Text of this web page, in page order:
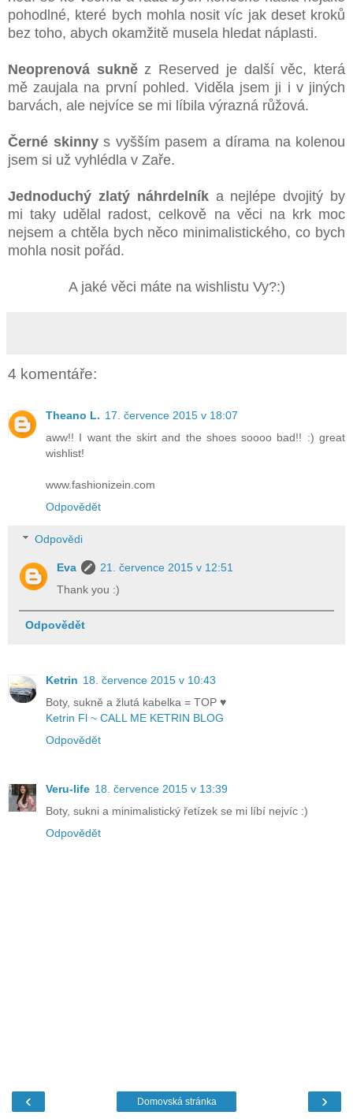
pohodlné, které bych mohla nosit víc jak deset kroků
bez toho, abych okamžitě musela hledat náplasti.
Neoprenová sukněz Reserved je další věc, která
mě zaujala na první pohled. Viděla jsem ji i v jiných
barvách, ale nejvíce se mi líbila výrazná růžová.
Černé skinny s vyšším pasem a dírama na kolenou
jsem si už vyhlédla v Zaře.
Jednoduchý zlatý náhrdelníka nejlépe dvojitý by
mi taky udělal radost, celkově na věci na krk moc
nejsem a chtěla bych něco minimalistického, co bych
mohla nosit pořád.
A jaké věci máte na wishlistu Vy?:)
4 komentáře:
Theano L. 17. července 2015 v 18:07
aww!! I want the skirt and the shoes soooo bad!! :) great
wishlist!
www.fashionizein.com
Odpovědět
Odpovědi
Eva
21. července 2015 v 12:51
Thank you :)
Odpovědět
Ketrin 18. července 2015 v 10:43
Boty, sukně a žlutá kabelka = TOP ♥
Ketrin Fl ~ CALL ME KETRIN BLOG
Odpovědět
Veru-life 18. července 2015 v 13:39
Boty, sukni a minimalistický řetízek se mi líbí nejvíc :)
Odpovědět
‹ ›
Domovská stránka